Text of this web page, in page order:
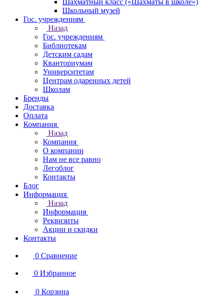
Шахматный класс («Шахматы в школе»)
Школьный музей
Гос. учреждениям
Назад
Гос. учреждениям
Библиотекам
Детским садам
Кванториумам
Университетам
Центрам одаренных детей
Школам
Бренды
Доставка
Оплата
Компания
Назад
Компания
О компании
Нам не все равно
Легоблог
Контакты
Блог
Информация
Назад
Информация
Реквизиты
Акции и скидки
Контакты
0 Сравнение
0 Избранное
0 Корзина